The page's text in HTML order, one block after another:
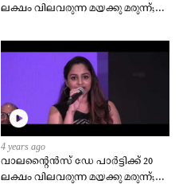
ലക്ഷം വിലവരുന്ന മയക്കു മരുന്ന്;
4 years ago
വാലന്റൈൻസ് ഡേ പാർട്ടിക്ക് 20
ലക്ഷം വിലവരുന്ന മയക്കു മരുന്ന്;